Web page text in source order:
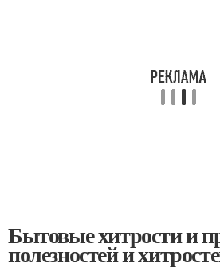
Бытовые хитрости и
полезностей и